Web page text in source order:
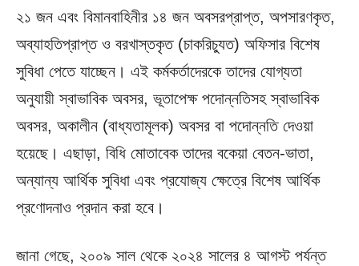
২১ জন এবং বিমানবাহিনীর ১৪ জন অবসরপ্রাপ্ত, অপসারণকৃত,
অব্যাহতিপ্রাপ্ত ও বরখাস্তকৃত (চাকরিচ্যুত) অফিসার বিশেষ
সুবিধা পেতে যাচ্ছেন। এই কর্মকর্তাদেরকে তাদের যোগ্যতা
অনুযায়ী স্বাভাবিক অবসর, ভূতাপেক্ষ পদোন্নতিসহ স্বাভাবিক
অবসর, অকালীন (বাধ্যতামূলক) অবসর বা পদোন্নতি দেওয়া
হয়েছে। এছাড়া, বিধি মোতাবেক তাদের বকেয়া বেতন-ভাতা,
অন্যান্য আর্থিক সুবিধা এবং প্রযোজ্য ক্ষেত্রে বিশেষ আর্থিক
প্রণোদনাও প্রদান করা হবে।
জানা গেছে, ২০০৯ সাল থেকে ২০২৪ সালের ৪ আগস্ট পর্যন্ত